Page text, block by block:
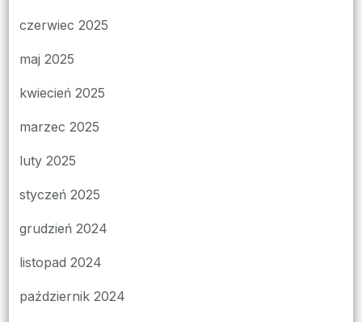
czerwiec 2025
maj 2025
kwiecień 2025
marzec 2025
luty 2025
styczeń 2025
grudzień 2024
listopad 2024
październik 2024